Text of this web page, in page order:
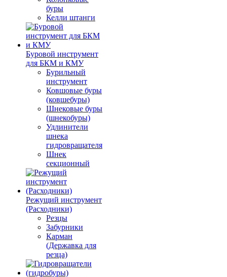
буры
Келли штанги
Буровой инструмент
для БКМ и КМУ
Бурильный
инструмент
Ковшовые буры
(ковшебуры)
Шнековые буры
(шнекобуры)
Удлинители
шнека
гидровращателя
Шнек
секционный
Режущий инструмент
(Расходники)
Резцы
Забурники
Карман
(Державка для
резца)